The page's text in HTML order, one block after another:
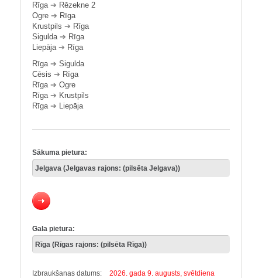
Rīga➔ Rēzekne 2
Ogre ➔ Rīga
Krustpils ➔ Rīga
Sigulda➔ Rīga
Liepāja➔ Rīga
Rīga➔ Sigulda
Cēsis ➔ Rīga
Rīga➔ Ogre
Rīga➔ Krustpils
Rīga➔ Liepāja
Sākuma pietura:
Gala pietura:
Izbraukšanas datums: 2026. gada 9. augusts, svētdiena